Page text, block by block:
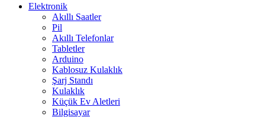
Elektronik
Akıllı Saatler
Pil
Akıllı Telefonlar
Tabletler
Arduino
Kablosuz Kulaklık
Şarj Standı
Kulaklık
Küçük Ev Aletleri
Bilgisayar